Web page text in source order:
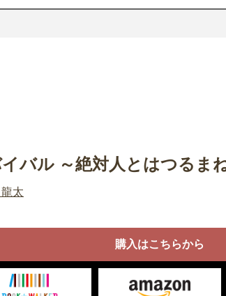
バル ～絶対人とはつるま
太
購入はこちらから